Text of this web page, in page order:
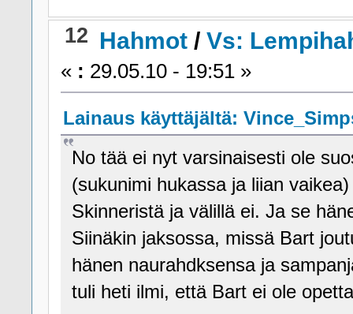
12 Hahmot /Vs:
« : 29.05.10 - 19:51 »
Lainaus käyttäjältä:
No tää ei nyt varsinaisesti ole
(sukunimi hukassa ja liian
Skinneristä ja välillä ei. Ja se
Siinäkin jaksossa, missä Bart
hänen naurahdksensa ja
tuli heti ilmi, että Bart ei ole